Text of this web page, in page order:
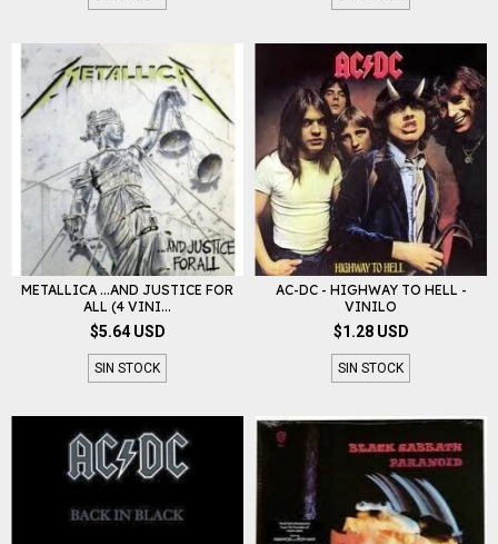
METALLICA ...AND JUSTICE FOR
ALL (4 VINI...
$5.64 USD
SIN STOCK
AC-DC - HIGHWAY TO HELL -
VINILO
$1.28 USD
SIN STOCK